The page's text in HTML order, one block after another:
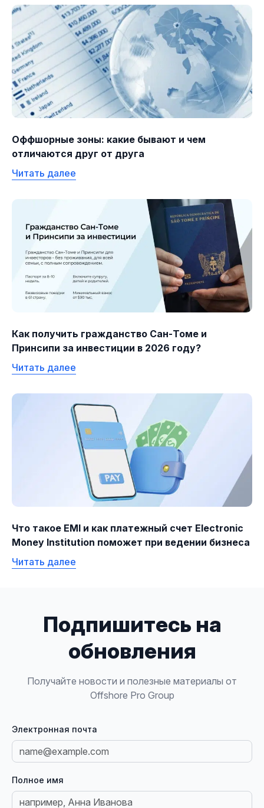
Оффшорные зоны: какие бывают и чем
отличаются друг от друга
Читать далее
Как получить гражданство Сан-Томе и
Принсипи за инвестиции в 2026 году?
Читать далее
Что такое EMI и как платежный счет Electronic
Money Institution поможет при ведении бизнеса
Читать далее
Подпишитесь на
обновления
Получайте новости и полезные материалы от
Offshore Pro Group
Электронная почта
Полное имя